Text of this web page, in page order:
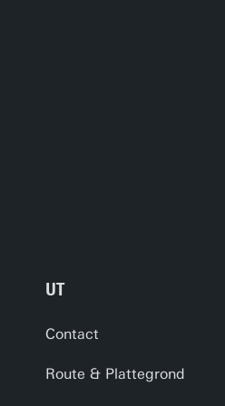
UT
Contact
Route & Plattegrond